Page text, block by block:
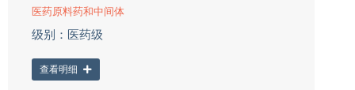
医药原料药和中间体
级别：医药级
查看明细